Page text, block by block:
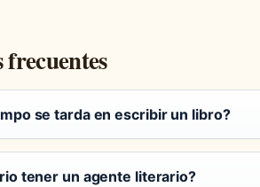
se tarda en escribir un libro?
tener un agente literario?